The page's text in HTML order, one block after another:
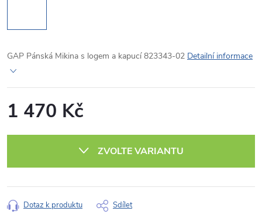
GAP Pánská Mikina s logem a kapucí 823343-02 Detailní informace
1 470 Kč
ZVOLTE VARIANTU
Dotaz k produktu Sdílet